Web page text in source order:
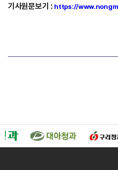
기사원문보기 : https://